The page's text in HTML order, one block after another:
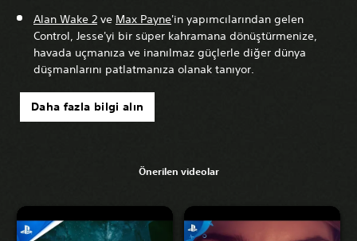
Alan Wake 2 ve Max Payne'in yapımcılarından gelen
Control, Jesse'yi bir süper kahramana dönüştürmenize,
havada uçmanıza ve inanılmaz güçlerle diğer dünya
düşmanlarını patlatmanıza olanak tanıyor.
Daha fazla bilgi alın
Önerilen videolar